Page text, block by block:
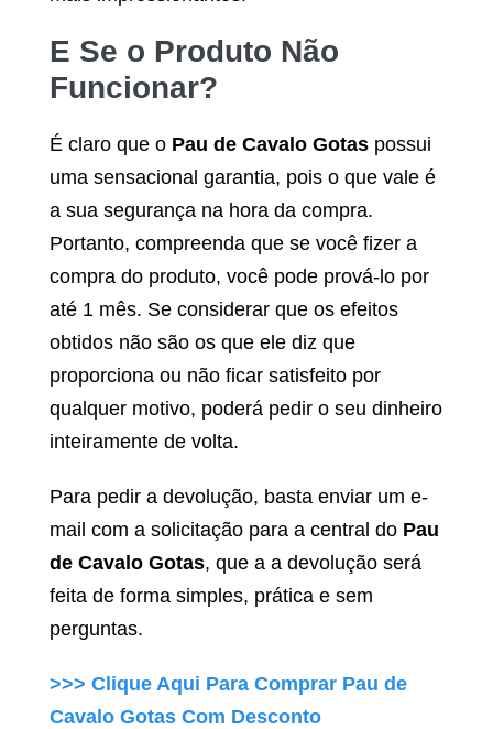
E Se o Produto Não
Funcionar?
É claro que o Pau de Cavalo Gotas possui
uma sensacional garantia, pois o que vale é
a sua segurança na hora da compra.
Portanto, compreenda que se você fizer a
compra do produto, você pode prová-lo por
até 1 mês. Se considerar que os efeitos
obtidos não são os que ele diz que
proporciona ou não ficar satisfeito por
qualquer motivo, poderá pedir o seu dinheiro
inteiramente de volta.
Para pedir a devolução, basta enviar um e-
mail com a solicitação para a central do Pau
de Cavalo Gotas, que a a devolução será
feita de forma simples, prática e sem
perguntas.
>>> Clique Aqui Para Comprar Pau de
Cavalo Gotas Com Desconto